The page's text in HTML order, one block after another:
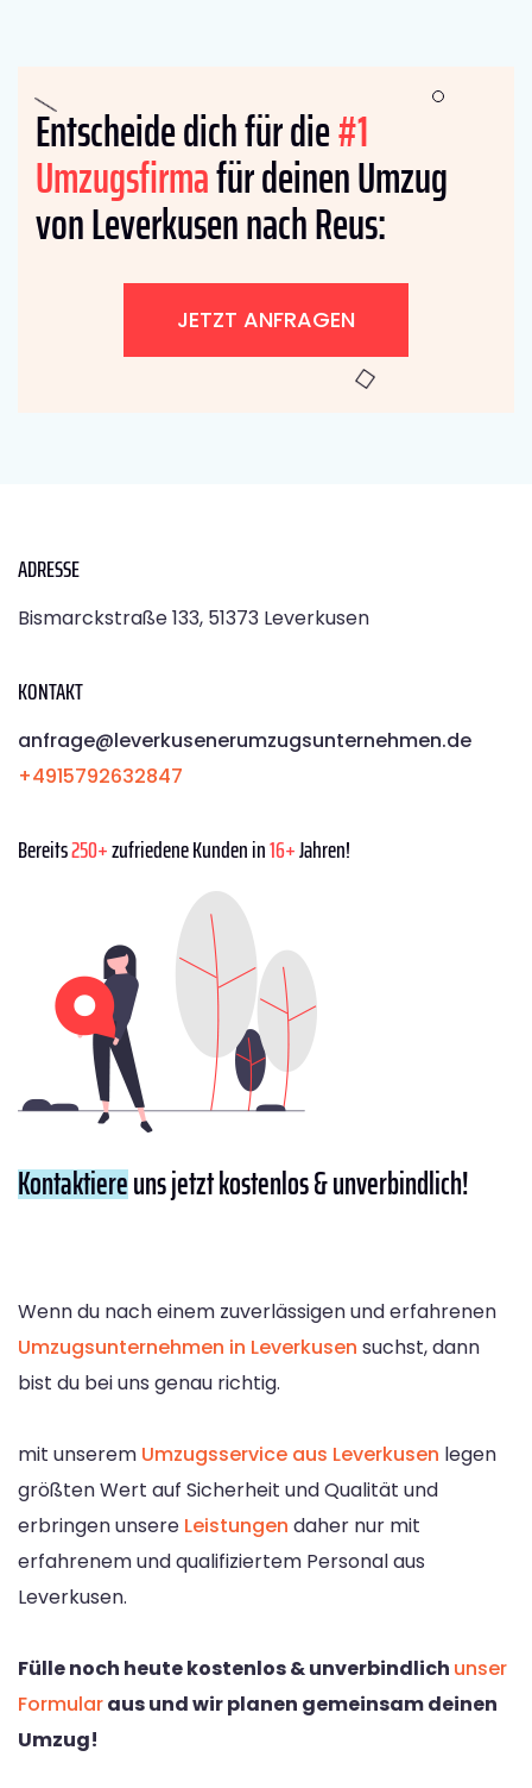
Entscheide dich für die#1
Umzugsfirmafür deinen Umzug
von Leverkusen nach Reus:
JETZT ANFRAGEN
ADRESSE
Bismarckstraße 133, 51373 Leverkusen
KONTAKT
anfrage@leverkusenerumzugsunternehmen.de
+4915792632847
Bereits250+zufriedene Kunden in16+Jahren!
Kontaktiereuns jetzt kostenlos & unverbindlich!
Wenn du nach einem zuverlässigen und erfahrenen
Umzugsunternehmen in Leverkusen suchst, dann
bist du bei uns genau richtig.
mit unserem Umzugsservice aus Leverkusen legen
größten Wert auf Sicherheit und Qualität und
erbringen unsere Leistungen daher nur mit
erfahrenem und qualifiziertem Personal aus
Leverkusen.
Fülle noch heute kostenlos & unverbindlich unser
Formularaus und wir planen gemeinsam deinen
Umzug!